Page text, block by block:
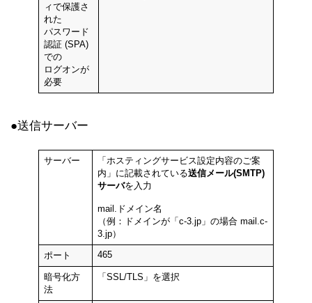
ィで保護さ
れた
パスワード
認証 (SPA)
での
ログオンが
必要
●送信サーバー
サーバー
「ホスティングサービス設定内容のご案
内」に記載されている送信メール(SMTP)
サーバを入力
mail.ドメイン名
（例：ドメインが「c-3.jp」の場合 mail.c-
3.jp）
ポート 465
暗号化方
法
「SSL/TLS」を選択